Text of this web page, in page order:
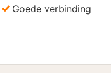
Goede verbinding